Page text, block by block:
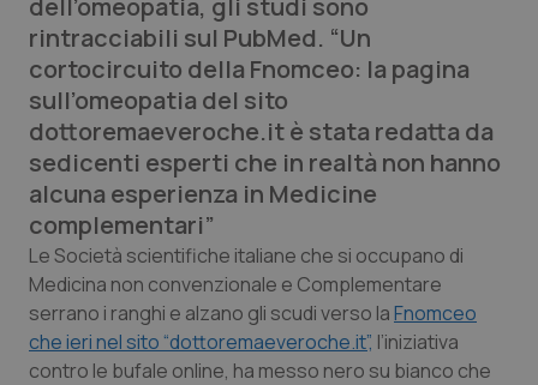
Basilicata
Calabria
Campania
Emilia-Romagna
Friuli Venezia Giulia
Lazio
Artrite & artrosi
Asma & BPCO
Car-T
Colesterolo & coronaropatie
Dermatite Atopica
Diabete & glucometri
QS Club Newsletter
dell’omeopatia, gli studi sono
rintracciabili sul PubMed. “Un
cortocircuito della Fnomceo: la pagina
sull’omeopatia del sito
dottoremaeveroche.it è stata redatta da
sedicenti esperti che in realtà non hanno
alcuna esperienza in Medicine
complementari”
Le Società scientifiche italiane che si occupano di
Medicina non convenzionale e Complementare
serrano i ranghi e alzano gli scudi verso laFnomceo
che ieri nel sito “dottoremaeveroche.it”, l’iniziativa
contro le bufale online, ha messo nero su bianco che